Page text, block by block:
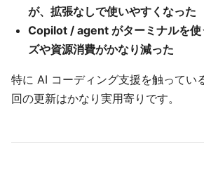
が、拡張なしで使いやすくなった
Copilot / agent がターミナルを使
ズや資源消費がかなり減った
特に AI コーディング支援を触ってい
回の更新はかなり実用寄りです。